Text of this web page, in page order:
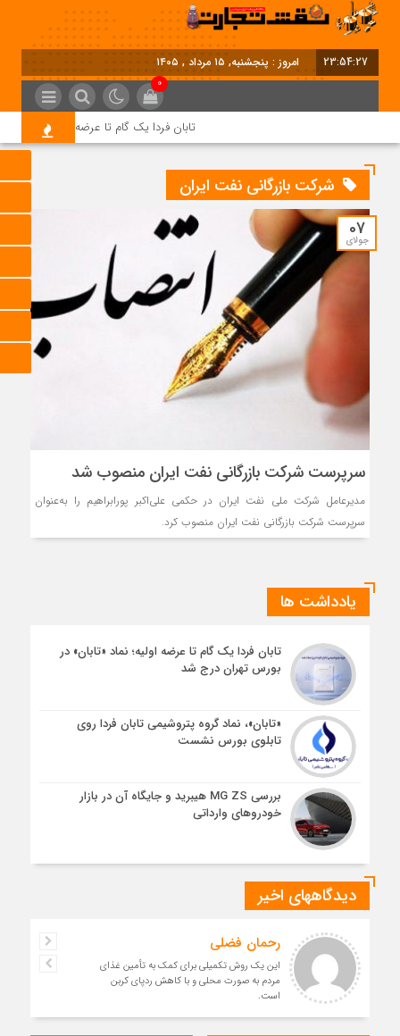
23:54:27 امروز : پنجشنبه, ۱۵ مرداد , ۱۴۰۵
0
تابان فردا یک گام تا عرضه اولیه؛ نماد
شرکت بازرگانی نفت ایران
07
جولای
سرپرست شرکت بازرگانی نفت ایران منصوب شد
مدیرعامل شرکت ملی نفت ایران در حکمی علی‌اکبر پورابراهیم را به‌عنوان
سرپرست شرکت بازرگانی نفت ایران منصوب کرد.
یادداشت ها
تابان فردا یک گام تا عرضه اولیه؛ نماد «تابان» در
بورس تهران درج شد
«تابان»، نماد گروه پتروشیمی تابان فردا روی
تابلوی بورس نشست
بررسی MG ZS هیبرید و جایگاه آن در بازار
خودروهای وارداتی
دیدگاههای اخیر
رحمان فضلی
این یک روش تکمیلی برای کمک به تأمین غذای
مردم به صورت محلی و با کاهش ردپای کربن
است.